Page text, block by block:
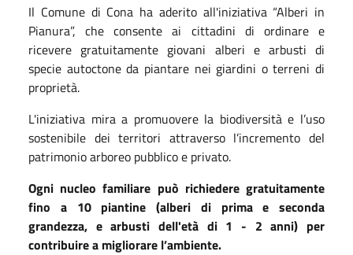
Il Comune di Cona ha aderito all'iniziativa “Alberi in
Pianura”, che consente ai cittadini di ordinare e
ricevere gratuitamente giovani alberi e arbusti di
specie autoctone da piantare nei giardini o terreni di
proprietà.
L'iniziativa mira a promuovere la biodiversità e l’uso
sostenibile dei territori attraverso l’incremento del
patrimonio arboreo pubblico e privato.
Ogni nucleo familiare può richiedere gratuitamente
fino a 10 piantine (alberi di prima e seconda
grandezza, e arbusti dell'età di 1 - 2 anni) per
contribuire a migliorare l’ambiente.